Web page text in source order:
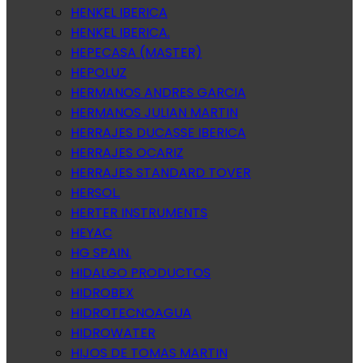
HENKEL IBERICA
HENKEL IBERICA.
HEPECASA (MASTER)
HEPOLUZ
HERMANOS ANDRES GARCIA
HERMANOS JULIAN MARTIN
HERRAJES DUCASSE IBERICA
HERRAJES OCARIZ
HERRAJES STANDARD TOVER
HERSOL.
HERTER INSTRUMENTS
HEYAC
HG SPAIN.
HIDALGO PRODUCTOS
HIDROBEX
HIDROTECNOAGUA
HIDROWATER
HIJOS DE TOMAS MARTIN